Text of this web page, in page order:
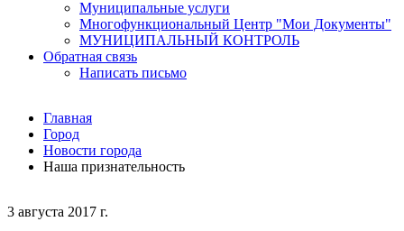
3 августа 2017 г.
Муниципальные услуги
Многофункциональный Центр "Мои Документы"
МУНИЦИПАЛЬНЫЙ КОНТРОЛЬ
Обратная связь
Написать письмо
Главная
Город
Новости города
Наша признательность